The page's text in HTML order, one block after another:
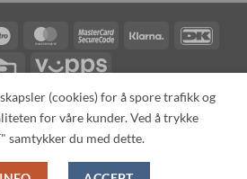
Maestro MasterCardMasterCardKlarna
Credit
Vipps
KONTAKT OSS
OM OSS
MIN KONTO ALL PRODUCTS
by Neo Tokyo Norway AS -With Love
(cookies) for å spore trafikk og
for våre kunder. Ved å trykke
samtykker du med dette.